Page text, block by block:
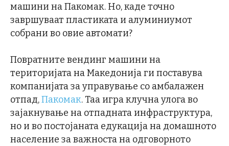
машини на Пакомак. Но, каде точно
завршуваат пластиката и алуминиумот
собрани во овие автомати?
Повратните вендинг машини на
територијата на Македонија ги поставува
компанијата за управување со амбалажен
отпад,Пакомак. Таа игра клучна улога во
зајакнување на отпадната инфраструктура,
но и во постојаната едукација на домашното
население за важноста на одговорното